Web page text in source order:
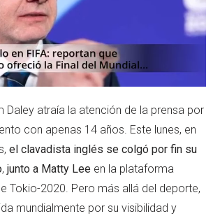
Daley atraía la atención de la prensa por
con apenas 14 años. Este lunes, en
el clavadista inglés se colgó por fin su
, junto a Matty Lee en la plataforma
Tokio-2020. Pero más allá del deporte,
mundialmente por su visibilidad y